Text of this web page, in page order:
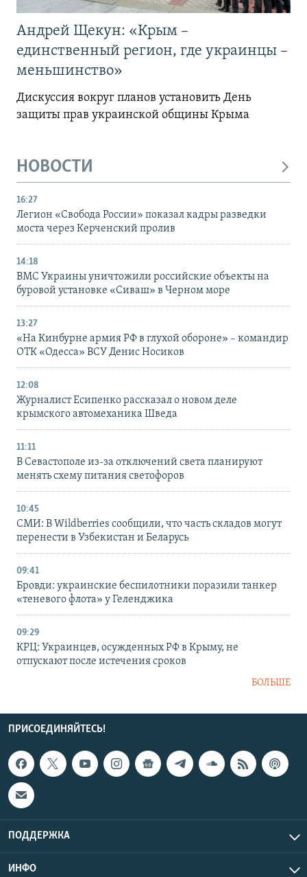
Андрей Щекун: «Крым –
единственный регион, где украинцы –
меньшинство»
Дискуссия вокруг планов установить День
защиты прав украинской общины Крыма
НОВОСТИ
16:27
Легион «Свобода России» показал кадры разведки
моста через Керченский пролив
14:18
ВМС Украины уничтожили российские объекты на
буровой установке «Сиваш» в Черном море
13:27
«На Кинбурне армия РФ в глухой обороне» – командир
ОТК «Одесса» ВСУ Денис Носиков
12:08
Журналист Есипенко рассказал о новом деле
крымского автомеханика Шведа
11:11
В Севастополе из-за отключений света планируют
менять схему питания светофоров
10:45
СМИ: В Wildberries сообщили, что часть складов могут
перенести в Узбекистан и Беларусь
09:41
Бровди: украинские беспилотники поразили танкер
«теневого флота» у Геленджика
09:29
КРЦ: Украинцев, осужденных РФ в Крыму, не
отпускают после истечения сроков
БОЛЬШЕ
ПРИСОЕДИНЯЙТЕСЬ!
ПОДДЕРЖКА
ИНФО